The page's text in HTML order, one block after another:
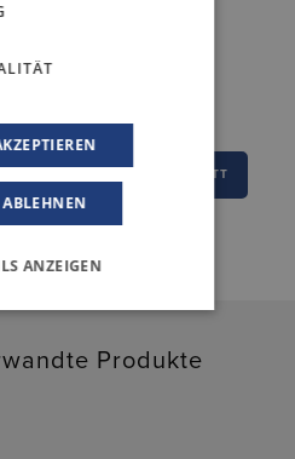
DATENBLATT
Produkte
ANZEIGEN